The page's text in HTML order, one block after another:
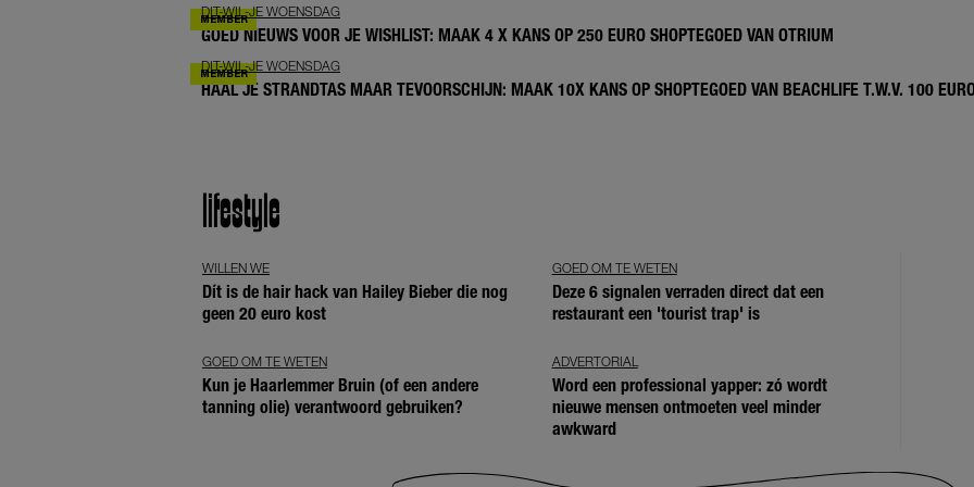
DIT-WIL-JE WOENSDAG
GOED NIEUWS VOOR JE WISHLIST: MAAK 4 X KANS OP 250 EURO SHOPTEGOED VAN OTRIUM
DIT-WIL-JE WOENSDAG
HAAL JE STRANDTAS MAAR TEVOORSCHIJN: MAAK 10X KANS OP SHOPTEGOED VAN BEACHLIFE T.W.V. 100
lifestyle
WILLEN WE
Dít is de hair hack van Hailey Bieber die nog
geen 20 euro kost
GOED OM TE WETEN
Deze 6 signalen verraden direct dat een
restaurant een 'tourist trap' is
GOED OM TE WETEN
Kun je Haarlemmer Bruin (of een andere
tanning olie) verantwoord gebruiken?
ADVERTORIAL
Word een professional yapper: zó wordt
nieuwe mensen ontmoeten veel minder
awkward